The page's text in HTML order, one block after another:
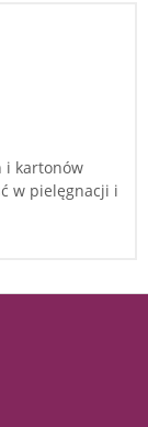
i kartonów
w pielęgnacji i